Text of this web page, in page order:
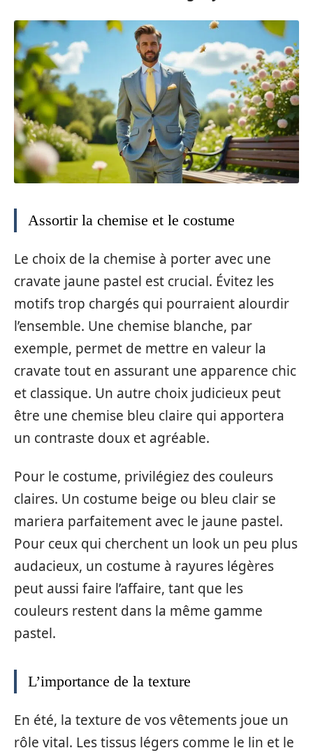
Assortir la chemise et le costume
Le choix de la chemise à porter avec une
cravate jaune pastel est crucial. Évitez les
motifs trop chargés qui pourraient alourdir
l’ensemble. Une chemise blanche, par
exemple, permet de mettre en valeur la
cravate tout en assurant une apparence chic
et classique. Un autre choix judicieux peut
être une chemise bleu claire qui apportera
un contraste doux et agréable.
Pour le costume, privilégiez des couleurs
claires. Un costume beige ou bleu clair se
mariera parfaitement avec le jaune pastel.
Pour ceux qui cherchent un look un peu plus
audacieux, un costume à rayures légères
peut aussi faire l’affaire, tant que les
couleurs restent dans la même gamme
pastel.
L’importance de la texture
En été, la texture de vos vêtements joue un
rôle vital. Les tissus légers comme le lin et le